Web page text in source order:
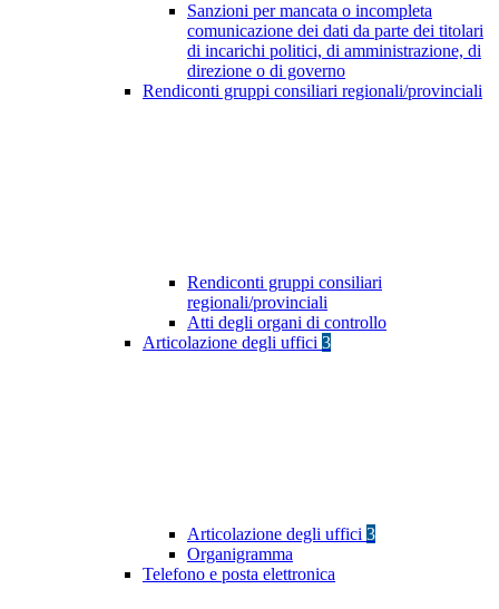
Sanzioni per mancata o incompleta
comunicazione dei dati da parte dei titolari
di incarichi politici, di amministrazione, di
direzione o di governo
Rendiconti gruppi consiliari regionali/provinciali
Rendiconti gruppi consiliari
regionali/provinciali
Atti degli organi di controllo
Articolazione degli uffici 3
Articolazione degli uffici 3
Organigramma
Telefono e posta elettronica